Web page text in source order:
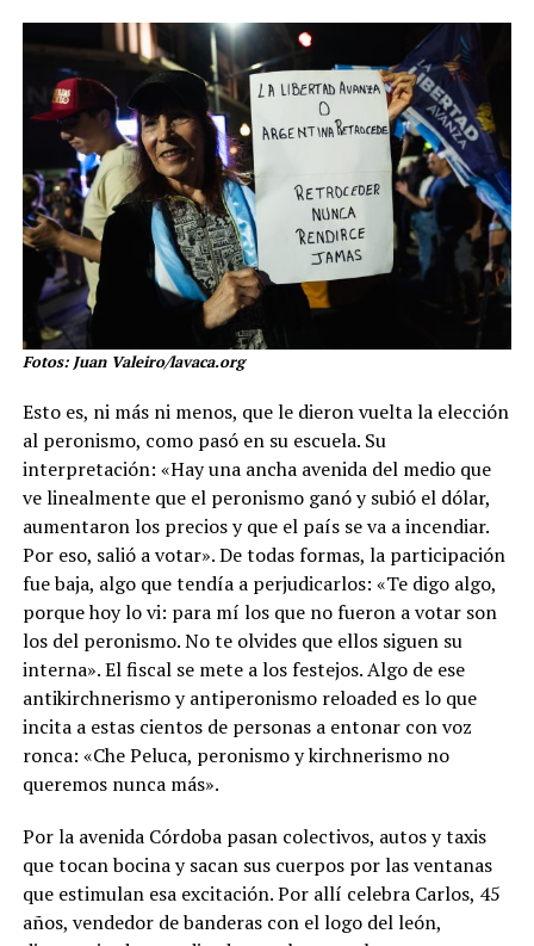
Fotos: Juan Valeiro/lavaca.org
Esto es, ni más ni menos, que le dieron vuelta la elección
al peronismo, como pasó en su escuela. Su
interpretación: «Hay una ancha avenida del medio que
ve linealmente que el peronismo ganó y subió el dólar,
aumentaron los precios y que el país se va a incendiar.
Por eso, salió a votar». De todas formas, la participación
fue baja, algo que tendía a perjudicarlos: «Te digo algo,
porque hoy lo vi: para mí los que no fueron a votar son
los del peronismo. No te olvides que ellos siguen su
interna». El fiscal se mete a los festejos. Algo de ese
antikirchnerismo y antiperonismo reloaded es lo que
incita a estas cientos de personas a entonar con voz
ronca: «Che Peluca, peronismo y kirchnerismo no
queremos nunca más».
Por la avenida Córdoba pasan colectivos, autos y taxis
que tocan bocina y sacan sus cuerpos por las ventanas
que estimulan esa excitación. Por allí celebra Carlos, 45
años, vendedor de banderas con el logo del león,